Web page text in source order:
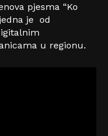
pjesma “Ko
je od
u regionu.